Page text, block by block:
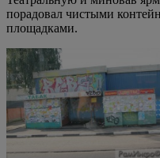
порадовал чистыми
площадками.